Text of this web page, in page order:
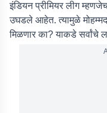
इंडियन प्रीमियर लीग
उघडले आहेत. त्यामुळे
मिळणार का? याकडे सर्वांचे